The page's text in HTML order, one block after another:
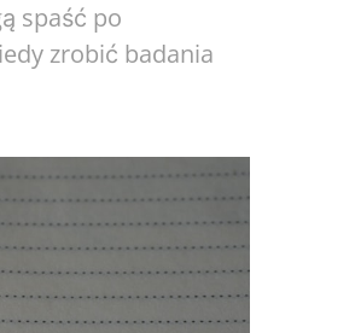
spaść po
zrobić badania